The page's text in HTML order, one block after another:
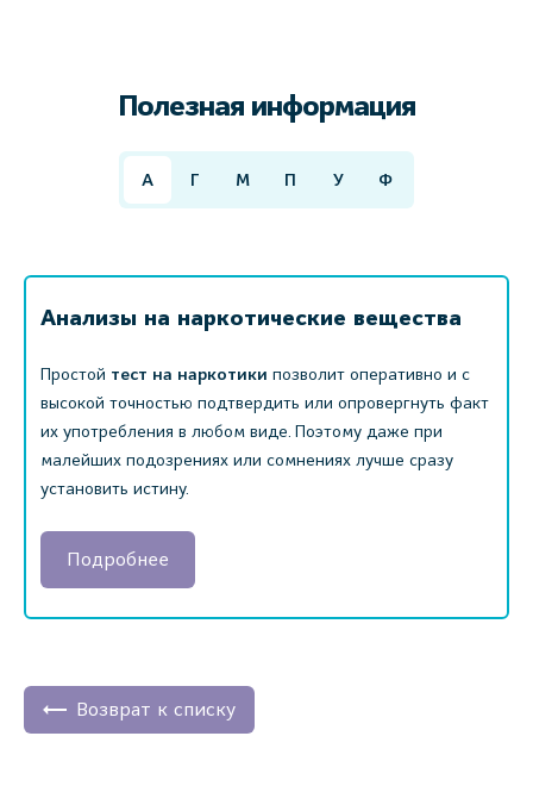
Полезная информация
А Г М П У Ф
Анализы на наркотические вещества
Простой тест на наркотики позволит оперативно и с
высокой точностью подтвердить или опровергнуть факт
их употребления в любом виде. Поэтому даже при
малейших подозрениях или сомнениях лучше сразу
установить истину.
Подробнее
Возврат к списку